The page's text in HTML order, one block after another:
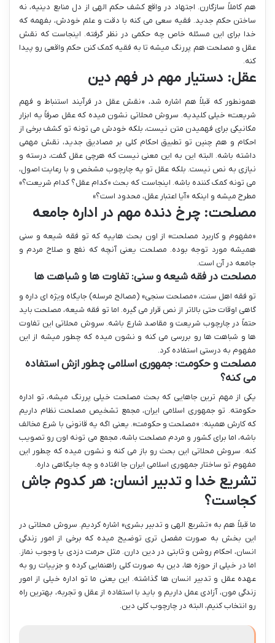
هم کاملاً سازگارن. اجتهاد در واقع کشف حکم الهی از دل منابع دینیه، نه
ساختن حکم جدید. فقیه سعی می کنه با دقت و علم خودش، بفهمه که
خدا برای این مسئله خاص چه حکمی در نظر گرفته. اینجاست که نقش
عقل و مصلحت هم پررنگ میشه تا به فقیه کمک کنن حکم واقعی رو پیدا
کنه.
عقل: دستیار مهم در فهم دین
همونطور که قبلاً هم اشاره شد، «نقش عقل در فرآیند استنباط و فهم
شریعت» خیلی کلیدیه. سروش محلاتی نشون میده که عقل صرفاً یه ابزار
مکانیکی برای فهمیدن متن نیست، بلکه خودش می تونه تو کشف برخی از
احکام و هم چنین تو تطبیق احکام کلی بر مصادیق جدید، نقش مهمی
داشته باشه. البته این به این معنی نیست که هرچی عقل گفت، درسته و
نیازی به نص نیست. بلکه عقل تو یه چارچوب مشخص و با رعایت اصول،
می تونه کمک کننده باشه. اینجاست که بحث «کدام عقل؟ کدام شریعت؟»
مطرح میشه و اینکه «آیا اعتبار عقل، محدود است؟»
مصلحت: چرخ دنده مهم در اداره جامعه
«مفهوم و کاربرد مصلحت» از اون بحث هاییه که تو فقه شیعه و سنی
همیشه مورد توجه بوده. مصلحت یعنی آنچه که نفع و صلاح مردم و
جامعه در آن است.
مصلحت در فقه شیعه و سنی: تفاوت ها و شباهت ها
تو فقه اهل سنت، «مصلحت سنجی» (مصالح مرسله) جایگاه ویژه ای داره و
گاهی اوقات حتی بالاتر از نص قرار می گیره. اما تو فقه شیعه، مصلحت باید
حتماً در چارچوب شریعت و مقاصد شارع باشه. سروش محلاتی این تفاوت
ها و شباهت ها رو بررسی می کنه و نشون میده که چطور میشه از این
مفهوم به درستی استفاده کرد.
مصلحت و حکومت: جمهوری اسلامی چطور ازش استفاده
می کنه؟
یکی از مهم ترین جاهایی که بحث مصلحت خیلی پررنگ میشه، تو اداره
حکومته. تو جمهوری اسلامی ایران، مجمع تشخیص مصلحت نظام داریم
که کارش همینه: «مصلحت و حکومت». یعنی اگه یه قانونی با شرع مخالف
باشه، اما برای کشور و مردم مصلحت باشه، مجمع می تونه اون رو تصویب
کنه. سروش محلاتی این بحث رو باز می کنه و نشون میده که چطور این
مفهوم تو ساختار جمهوری اسلامی ایران جا افتاده و چه جایگاهی داره.
تشریع خدا و تدبیر انسان: هر کدوم جاش
کجاست؟
ما قبلاً هم به «تشریع الهی و تدبیر بشری» اشاره کردیم. سروش محلاتی در
این بخش به صورت مفصل تری توضیح میده که برخی از امور زندگی
انسان، احکام روشن و ثابتی در دین دارن. مثل حرمت دزدی یا وجوب نماز.
اما در خیلی از حوزه ها، دین به صورت کلی راهنمایی کرده و جزییات رو به
عهده عقل و تدبیر انسان ها گذاشته. این یعنی ما تو اداره خیلی از امور
زندگی مون، آزادی عمل داریم و باید با استفاده از عقل و تجربه، بهترین راه
رو انتخاب کنیم، البته در چارچوب کلی دین.